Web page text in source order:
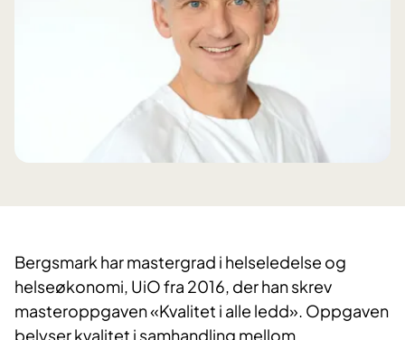
Bergsmark har mastergrad i helseledelse og
helseøkonomi, UiO fra 2016, der han skrev
masteroppgaven «Kvalitet i alle ledd». Oppgaven
belyser kvalitet i samhandling mellom